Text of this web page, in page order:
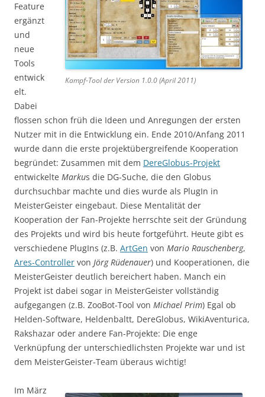
Kampf-Tool der Version 1.0.0 (April 2011)
Feature
ergänzt
und
neue
Tools
entwick
elt.
Dabei
flossen schon früh die Ideen und Anregungen der ersten
Nutzer mit in die Entwicklung ein. Ende 2010/Anfang 2011
wurde dann die erste projektübergreifende Kooperation
begründet: Zusammen mit dem DereGlobus-Projekt
entwickelte Markus die DG-Suche, die den Globus
durchsuchbar machte und dies wurde als PlugIn in
MeisterGeister eingebaut. Diese Mentalität der
Kooperation der Fan-Projekte herrschte seit der Gründung
des Projekts und wird bis heute fortgeführt. Heute gibt es
verschiedene PlugIns (z.B. ArtGen von Mario Rauschenberg,
Ares-Controller von Jörg Rüdenauer) und Kooperationen, die
MeisterGeister deutlich bereichert haben. Manch ein
Projekt ist dabei sogar in MeisterGeister vollständig
aufgegangen (z.B. ZooBot-Tool von Michael Prim) Egal ob
Helden-Software, Heldenbaltt, DereGlobus, WikiAventurica,
Rakshazar oder andere Fan-Projekte: Die enge
Verknüpfung der unterschiedlichsten Projekte war und ist
dem MeisterGeister-Team überaus wichtig!
Im März